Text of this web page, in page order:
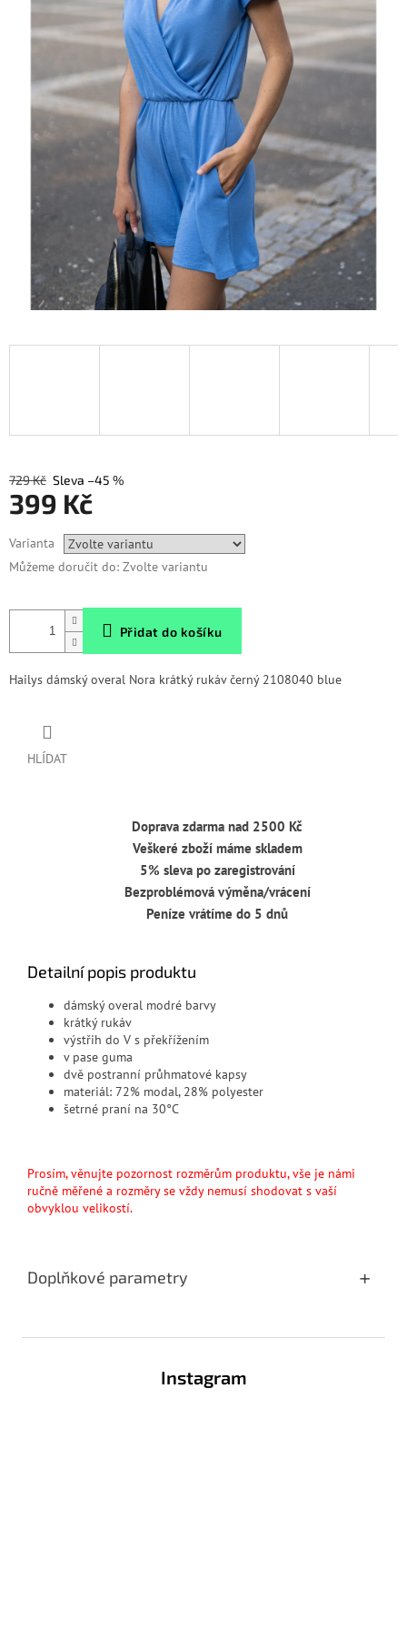
729 Kč –45 %
399 Kč
cena:
Varianta
Můžeme doručit do: Zvolte variantu
Přidat do košíku
Hailys dámský overal Nora krátký rukáv černý 2108040 blue
HLÍDAT
Doprava zdarma nad 2500 Kč
Veškeré zboží máme skladem
5% sleva po zaregistrování
Bezproblémová výměna/vrácení
Peníze vrátíme do 5 dnů
Detailní popis produktu
dámský overal modré barvy
krátký rukáv
výstřih do V s překřížením
v pase guma
dvě postranní průhmatové kapsy
materiál: 72% modal, 28% polyester
šetrné praní na 30°C
Prosím, věnujte pozornost rozměrům produktu, vše je námi
ručně měřené a rozměry se vždy nemusí shodovat s vaší
obvyklou velikostí.
Doplňkové parametry
Instagram